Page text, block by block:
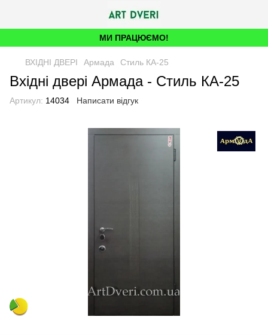
МИ ПРАЦЮЄМО!
ВХІДНІ ДВЕРІ Армада Стиль КА-25
Вхідні двері Армада - Стиль КА-25
Артикул: 14034 Написати відгук